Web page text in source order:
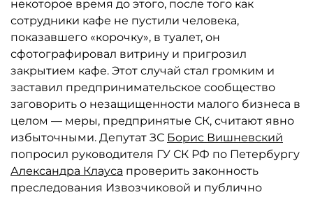
некоторое время до этого, после того как
сотрудники кафе не пустили человека,
показавшего «корочку», в туалет, он
сфотографировал витрину и пригрозил
закрытием кафе. Этот случай стал громким и
заставил предпринимательское сообщество
заговорить о незащищенности малого бизнеса в
целом — меры, предпринятые СК, считают явно
избыточными. Депутат ЗС Борис Вишневский
попросил руководителя ГУ СК РФ по Петербургу
Александра Клауса проверить законность
преследования Извозчиковой и публично